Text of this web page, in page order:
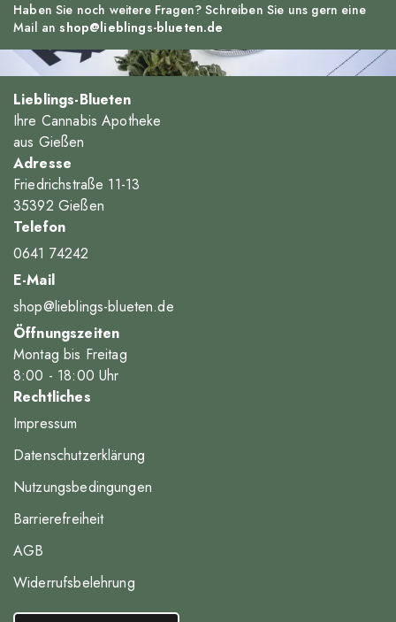
Haben Sie noch weitere Fragen? Schreiben Sie uns gern eine
Mail anshop@lieblings-blueten.de
Lieblings-Blueten
Ihre Cannabis Apotheke
aus Gießen
Adresse
Friedrichstraße 11-13
35392 Gießen
Telefon
0641 74242
E-Mail
shop@lieblings-blueten.de
Öffnungszeiten
Montag bis Freitag
8:00 - 18:00 Uhr
Rechtliches
Impressum
Datenschutzerklärung
Nutzungsbedingungen
Barrierefreiheit
AGB
Widerrufsbelehrung